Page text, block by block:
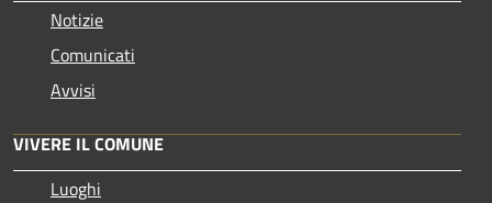
Notizie
Comunicati
Avvisi
VIVERE IL COMUNE
Luoghi